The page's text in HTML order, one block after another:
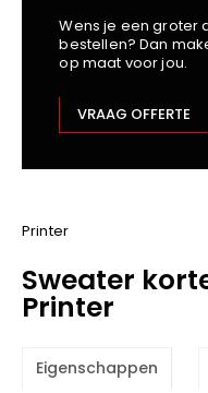
Jassz
Kariban
M-Safe
OXXA
Premier
Promodoro
Result
Safety Jogger
Shugon
Wens je een groter
bestellen? Dan
op maat voor jou.
VRAAG OFFERTE
Printer
Sweater
Printer
Eigenschappen